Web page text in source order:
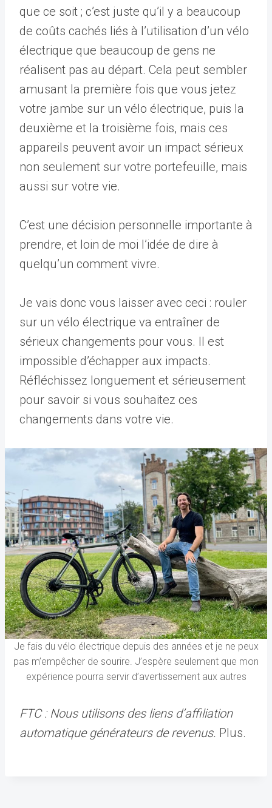
que ce soit ; c’est juste qu’il y a beaucoup
de coûts cachés liés à l’utilisation d’un vélo
électrique que beaucoup de gens ne
réalisent pas au départ. Cela peut sembler
amusant la première fois que vous jetez
votre jambe sur un vélo électrique, puis la
deuxième et la troisième fois, mais ces
appareils peuvent avoir un impact sérieux
non seulement sur votre portefeuille, mais
aussi sur votre vie.
C’est une décision personnelle importante à
prendre, et loin de moi l’idée de dire à
quelqu’un comment vivre.
Je vais donc vous laisser avec ceci : rouler
sur un vélo électrique va entraîner de
sérieux changements pour vous. Il est
impossible d’échapper aux impacts.
Réfléchissez longuement et sérieusement
pour savoir si vous souhaitez ces
changements dans votre vie.
Je fais du vélo électrique depuis des années et je ne peux
pas m’empêcher de sourire. J’espère seulement que mon
expérience pourra servir d’avertissement aux autres
FTC : Nous utilisons des liens d’affiliation
automatique générateurs de revenus. Plus.